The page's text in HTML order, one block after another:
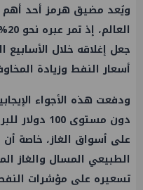
ويُعد مضيق هرمز أحد أهم
جعل إغلاقه خلال الأسابيع
أسعار النفط وزيادة
ودفعت هذه الأجواء
دون مستوى
على أسواق الغاز، خاصة أن
الطبيعي المسال والغاز
تسعيره على مؤشرات